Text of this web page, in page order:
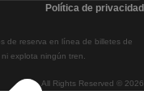
All Rights Reserved © 2026
de reserva en línea de billetes de
explota ningún tren.
Política de privacidad